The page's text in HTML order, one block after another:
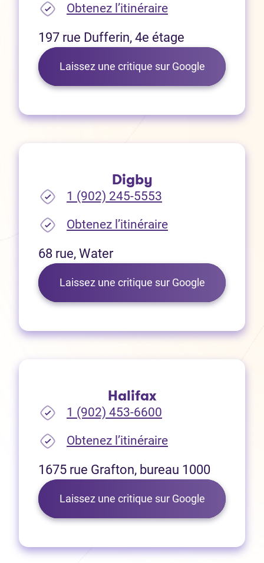
Obtenez l’itinéraire(Ouvre dans un
197 rue Dufferin, 4e étage
Laissez une critique sur Google(Ouvre
Digby
1 (902) 245-5553
Obtenez l’itinéraire(Ouvre dans un
68 rue, Water
Laissez une critique sur Google(Ouvre
Halifax
1 (902) 453-6600
Obtenez l’itinéraire(Ouvre dans un
1675 rue Grafton, bureau 1000
Laissez une critique sur Google(Ouvre